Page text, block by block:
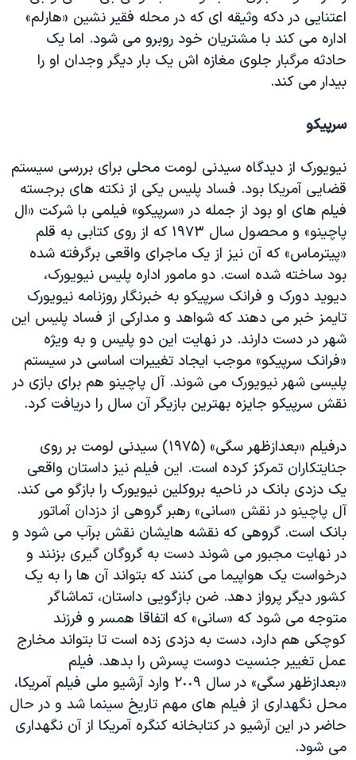
اعتنایی در دکه وثیقه ای که در محله فقیر نشین «هارلم»
اداره می کند با مشتریان خود روبرو می شود. اما یک
حادثه مرگبار جلوی مغازه اش یک بار دیگر وجدان او را
بیدار می کند.
سرپیکو
نیویورک از دیدگاه سیدنی لومت محلی برای بررسی سیستم
قضایی آمریکا بود. فساد پلیس یکی از نکته های برجسته
فیلم های او بود از جمله در «سرپیکو» فیلمی با شرکت «ال
پاچینو» و محصول سال ١٩٧٣ که از روی کتابی به قلم
«پیترماس» که آن نیز از یک ماجرای واقعی برگرفته شده
بود ساخته شده است. دو مامور اداره پلیس نیویورک،
دیوید دورک و فرانک سرپیکو به خبرنگار روزنامه نیویورک
تایمز خبر می دهند که شواهد و مدارکی از فساد پلیس این
شهر در دست دارند. در نهایت این دو پلیس و به ویژه
«فرانک سرپیکو» موجب ایجاد تغییرات اساسی در سیستم
پلیسی شهر نیویورک می شوند. آل پاچینو هم برای بازی در
نقش سرپیکو جایزه بهترین بازیگر آن سال را دریافت کرد.
درفیلم «بعدازظهر سگی» (١٩٧۵) سیدنی لومت بر روی
جنایتکاران تمرکز کرده است. این فیلم نیز داستان واقعی
یک دزدی بانک در ناحیه بروکلین نیویورک را بازگو می کند.
آل پاچینو در نقش «سانی» رهبر گروهی از دزدان آماتور
بانک است. گروهی که نقشه هایشان نقش برآب می شود و
در نهایت مجبور می شوند دست به گروگان گیری بزنند و
درخواست یک هواپیما می کنند که بتواند آن ها را به یک
کشور دیگر پرواز دهد. ضن بازگویی داستان، تماشاگر
متوجه می شود که «سانی» که اتفاقا همسر و فرزند
کوچکی هم دارد، دست به دزدی زده است تا بتواند مخارج
عمل تغییر جنسیت دوست پسرش را بدهد. فیلم
«بعدازظهر سگی» در سال ٢٠٠٩ وارد آرشیو ملی فیلم آمریکا،
محل نگهداری از فیلم های مهم تاریخ سینما شد و در حال
حاضر در این آرشیو در کتابخانه کنگره آمریکا از آن نگهداری
می شود.